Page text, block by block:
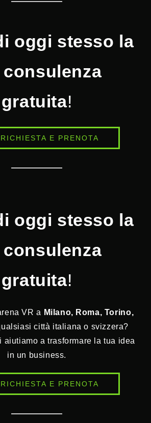
oggi stesso la
gratuita!
E PRENOTA
oggi stesso la
gratuita!
VR a Milano, Roma, Torino,
città italiana o svizzera?
aiutiamo a trasformare la tua idea
in un business.
E PRENOTA